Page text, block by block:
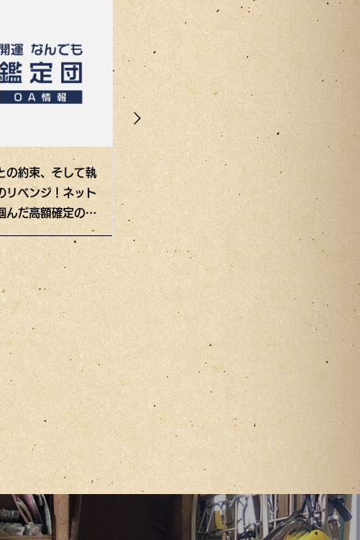
の約束、そして執
リベンジ！ネット
んだ高額確定の名
本物か!?
クションで奇跡の爆安
に！
フリマアプリ
トは本物か！？